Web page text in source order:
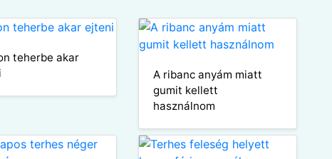
teherbe akar
A ribanc anyám miatt
gumit kellett
használnom